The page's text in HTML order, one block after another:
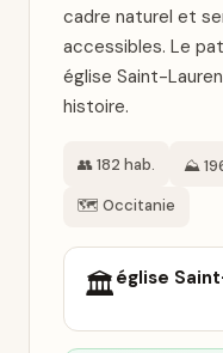
cadre naturel et
accessibles. Le
église Saint-
histoire.
👥 182 hab. ⛰️
🗺️ Occitanie
🏛️église